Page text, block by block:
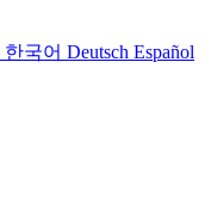
한국어 Deutsch Español